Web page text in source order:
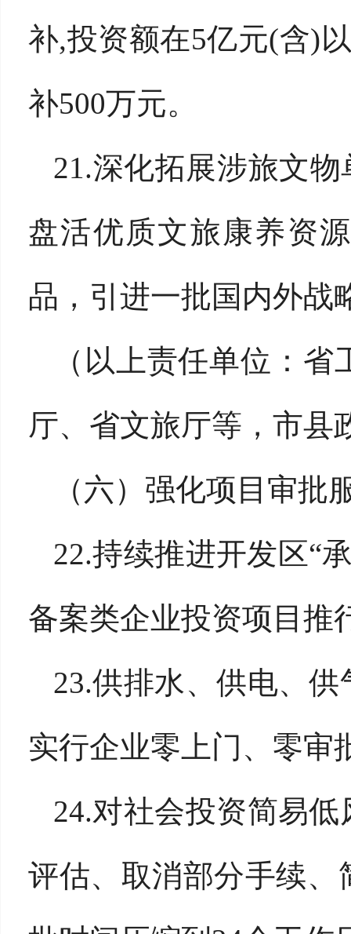
补,投资额在5亿元(含)
补500万元。
21.深化拓展涉旅文
盘活优质文旅康养资
品，引进一批国内外战
（以上责任单位：
厅、省文旅厅等，市县
（六）强化项目审批
22.持续推进开发区“
备案类企业投资项目推
23.供排水、供电、
实行企业零上门、零审
24.对社会投资简易
评估、取消部分手续